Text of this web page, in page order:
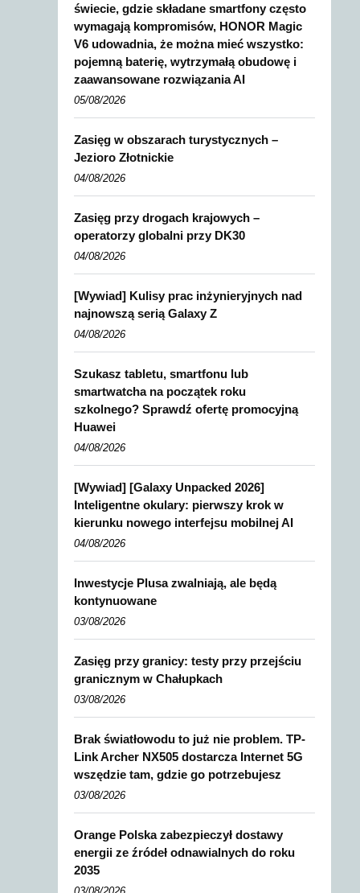
świecie, gdzie składane smartfony często
wymagają kompromisów, HONOR Magic
V6 udowadnia, że można mieć wszystko:
pojemną baterię, wytrzymałą obudowę i
zaawansowane rozwiązania AI
05/08/2026
Zasięg w obszarach turystycznych –
Jezioro Złotnickie
04/08/2026
Zasięg przy drogach krajowych –
operatorzy globalni przy DK30
04/08/2026
[Wywiad] Kulisy prac inżynieryjnych nad
najnowszą serią Galaxy Z
04/08/2026
Szukasz tabletu, smartfonu lub
smartwatcha na początek roku
szkolnego? Sprawdź ofertę promocyjną
Huawei
04/08/2026
[Wywiad] [Galaxy Unpacked 2026]
Inteligentne okulary: pierwszy krok w
kierunku nowego interfejsu mobilnej AI
04/08/2026
Inwestycje Plusa zwalniają, ale będą
kontynuowane
03/08/2026
Zasięg przy granicy: testy przy przejściu
granicznym w Chałupkach
03/08/2026
Brak światłowodu to już nie problem. TP-
Link Archer NX505 dostarcza Internet 5G
wszędzie tam, gdzie go potrzebujesz
03/08/2026
Orange Polska zabezpieczył dostawy
energii ze źródeł odnawialnych do roku
2035